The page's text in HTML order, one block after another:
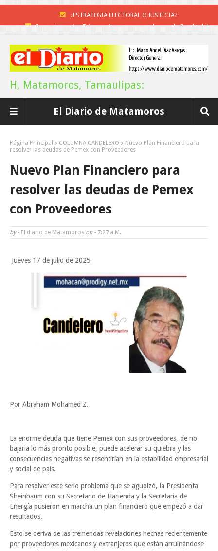
Supervisa rector Dámaso Anaya nueva sede para la Facultad de
Impulsa el alcalde avances en la rehabilitación del drenaje y
Agiliza el ITAVU procesos de escrituración para brindar certeza
patrimonial a más familias de Tamaulipas
Reconoce Américo labor de la Guardia Nacional en Tamaulipas;
nueva sede del COMASS
A Tamaulipas…le llueve sobre mojado
Instala Sector Salud Comité Estatal de Calidad en Salud para
trato digno y humanitario a los pacientes
Inicia el ayuntamiento pavimentación de la calle Miguel Alemán en
colonia Carlos Salinas de Gortari
¿ESTRATEGIA ELECTORAL O JUSTICIA?
H, Matamoros, Tamaulipas:
El Diario de Matamoros
Página Principal COLUMNA CANDELERO
Nuevo Plan Financiero para
resolver las deudas de Pemex con Proveedores
Nuevo Plan Financiero para
resolver las deudas de Pemex
con Proveedores
by - El diario de Matamoros on - 7:27 A.m.
Jueves 17 de julio de 2025
Por Abraham Mohamed Z.
La enorme deuda que tiene Pemex con sus proveedores, de no
bajarla lo más pronto posible, puede acelerar su quiebra y las
consecuencias negativas se resentirían en la estabilidad empresarial
y social de país.
Para resolver este serio problema que se agudizó, la Presidenta
Sheinbaum con su Secretario de Hacienda y la Secretaria de
Energía pusieron en marcha un plan financiero que empezó a dar
resultados.
Esto se deriva de las tremendas revelaciones hechas recientemente
por proveedores mexicanos y extranjeros que están arruinándose